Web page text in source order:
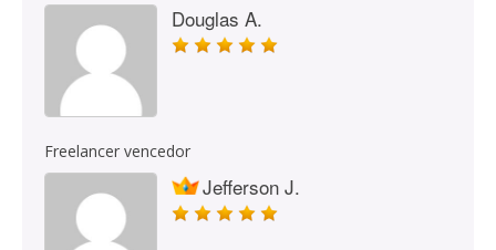
Douglas A.
Freelancer vencedor
Jefferson J.